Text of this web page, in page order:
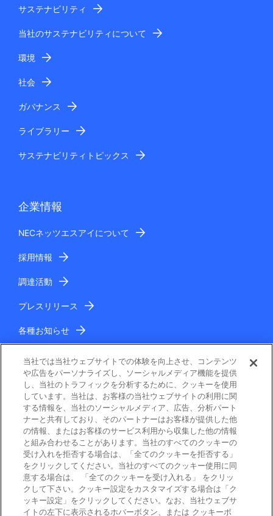
サステナビリティ
当社のサステナビリティについて
環境
社会
ガバナンス
ライブラリー
サステナビリティトピックス
企業情報
NECネッツエスアイについて
採用情報
調達活動
プレスリリース
各種お知らせ
電子公告
ご利用条件
個人情報保護
当社では当社ウェブサイトでの体験を向上させ、コンテンツ
や広告をパーソナライズし、ソーシャルメディア機能を提供
し、当社のトラフィックを分析するために、クッキーを使用
しています。当社は、お客様の当社ウェブサイトの利用に関
する情報を、当社のソーシャルメディア、広告、分析パート
ナーと共有しており、そのパートナーはお客様が提供した他
の情報、またはお客様のサービス利用から収集した他の情報
と組み合わせることがあります。当社のすべてのクッキーの
受け入れを拒否する場合は、「全てのクッキーを拒否する」
をクリックしてください。当社のすべてのクッキー使用に同
意する場合は、 「全てのクッキーを受け入れる」 をクリッ
クして下さい。クッキー設定をカスタマイズする場合は「ク
ッキー設定」をクリックしてください。なお、当社ウェブサ
イトの左下に表示されるホバーボタン、または クッキーポ